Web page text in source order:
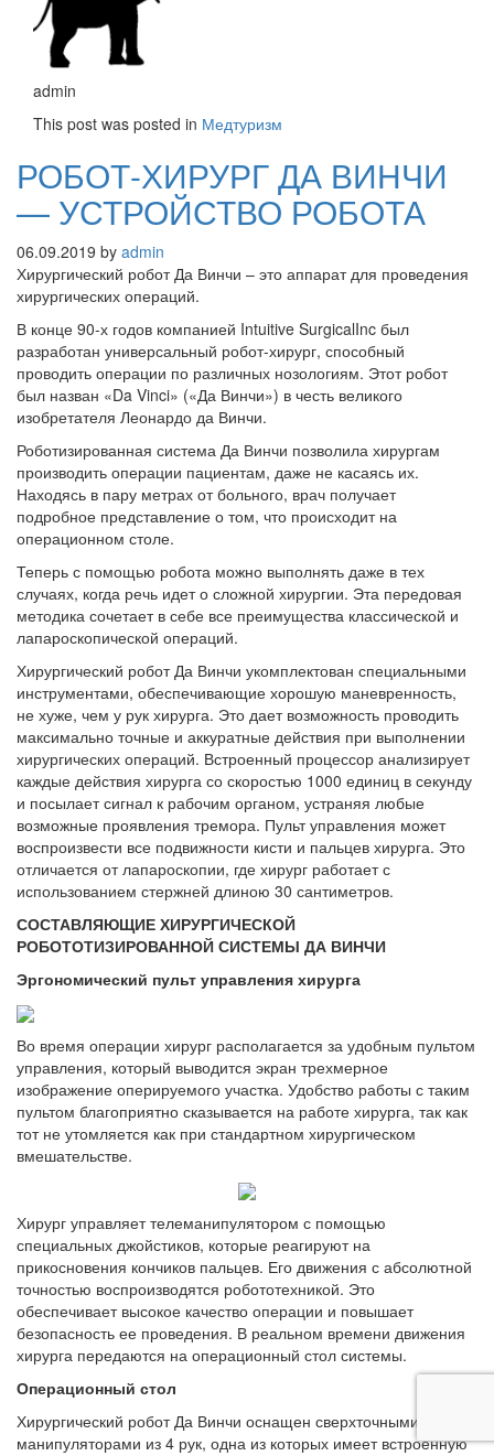
admin
This post was posted in Медтуризм
РОБОТ-ХИРУРГ ДА ВИНЧИ
— УСТРОЙСТВО РОБОТА
06.09.2019 by admin
Хирургический робот Да Винчи – это аппарат для проведения
хирургических операций.
В конце 90-х годов компанией Intuitive SurgicalInc был
разработан универсальный робот-хирург, способный
проводить операции по различных нозологиям. Этот робот
был назван «Da Vinci» («Да Винчи») в честь великого
изобретателя Леонардо да Винчи.
Роботизированная система Да Винчи позволила хирургам
производить операции пациентам, даже не касаясь их.
Находясь в пару метрах от больного, врач получает
подробное представление о том, что происходит на
операционном столе.
Теперь с помощью робота можно выполнять даже в тех
случаях, когда речь идет о сложной хирургии. Эта передовая
методика сочетает в себе все преимущества классической и
лапароскопической операций.
Хирургический робот Да Винчи укомплектован специальными
инструментами, обеспечивающие хорошую маневренность,
не хуже, чем у рук хирурга. Это дает возможность проводить
максимально точные и аккуратные действия при выполнении
хирургических операций. Встроенный процессор анализирует
каждые действия хирурга со скоростью 1000 единиц в секунду
и посылает сигнал к рабочим органом, устраняя любые
возможные проявления тремора. Пульт управления может
воспроизвести все подвижности кисти и пальцев хирурга. Это
отличается от лапароскопии, где хирург работает с
использованием стержней длиною 30 сантиметров.
СОСТАВЛЯЮЩИЕ ХИРУРГИЧЕСКОЙ
РОБОТОТИЗИРОВАННОЙ СИСТЕМЫ ДА ВИНЧИ
Эргономический пульт управления хирурга
Во время операции хирург располагается за удобным пультом
управления, который выводится экран трехмерное
изображение оперируемого участка. Удобство работы с таким
пультом благоприятно сказывается на работе хирурга, так как
тот не утомляется как при стандартном хирургическом
вмешательстве.
Хирург управляет телеманипулятором с помощью
специальных джойстиков, которые реагируют на
прикосновения кончиков пальцев. Его движения с абсолютной
точностью воспроизводятся робототехникой. Это
обеспечивает высокое качество операции и повышает
безопасность ее проведения. В реальном времени движения
хирурга передаются на операционный стол системы.
Операционный стол
Хирургический робот Да Винчи оснащен сверхточными
манипуляторами из 4 рук, одна из которых имеет встроенную